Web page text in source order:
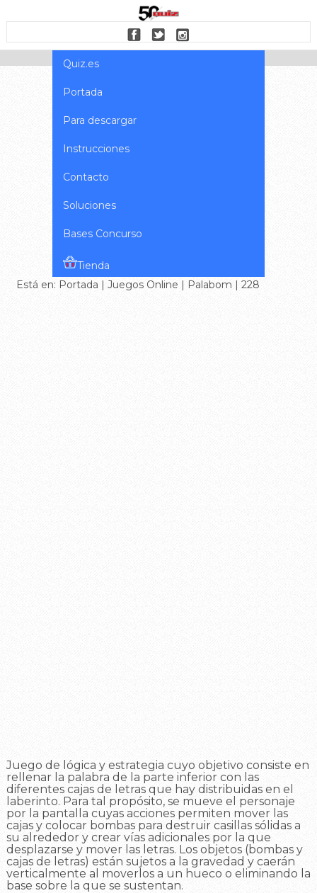
Quiz.es
Portada
Para descargar
Instrucciones
Contacto
Soluciones
Bases Concurso
Tienda
Está en: Portada | Juegos Online | Palabom | 228
Juego de lógica y estrategia cuyo objetivo consiste en
rellenar la palabra de la parte inferior con las
diferentes cajas de letras que hay distribuidas en el
laberinto. Para tal propósito, se mueve el personaje
por la pantalla cuyas acciones permiten mover las
cajas y colocar bombas para destruir casillas sólidas a
su alrededor y crear vías adicionales por la que
desplazarse y mover las letras. Los objetos (bombas y
cajas de letras) están sujetos a la gravedad y caerán
verticalmente al moverlos a un hueco o eliminando la
base sobre la que se sustentan.